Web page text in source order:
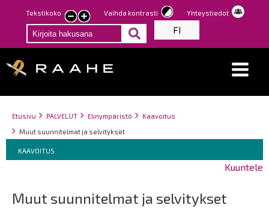
Hyppää
pääsisältöön
Tekstikoko
Pienennä
tekstin
kokoa
Suurenna
tekstin
kokoa
Vaihda kontrasti Yhteystiedot
FI
Breadcrumbs
You
are
Etusivu PALVELUT Elinympäristö
Kaavoitus
Muut suunnitelmat ja selvitykset
Breadcrumbs
You
are
KAAVOITUS
Kuuntele
Muut suunnitelmat ja selvitykset